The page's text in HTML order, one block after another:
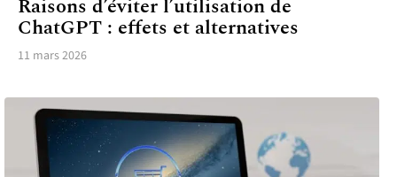
Raisons d’éviter l’utilisation de
ChatGPT : effets et alternatives
11 mars 2026